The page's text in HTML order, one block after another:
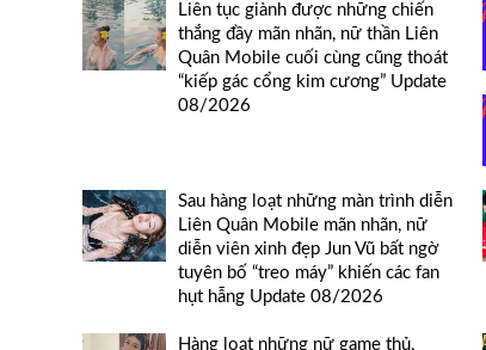
Liên tục giành được những chiến
thắng đầy mãn nhãn, nữ thần Liên
Quân Mobile cuối cùng cũng thoát
“kiếp gác cổng kim cương” Update
08/2026
Sau hàng loạt những màn trình diễn
Liên Quân Mobile mãn nhãn, nữ
diễn viên xinh đẹp Jun Vũ bất ngờ
tuyên bố “treo máy” khiến các fan
hụt hẫng Update 08/2026
Hàng loạt những nữ game thủ,